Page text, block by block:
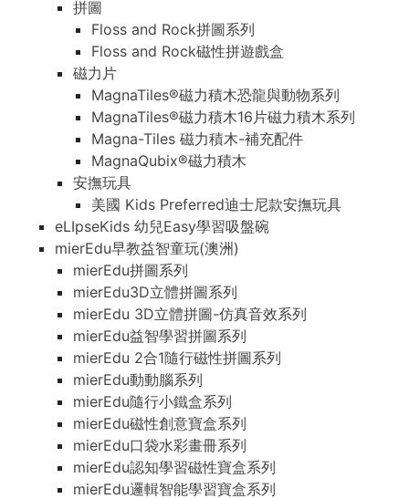
拼圖
Floss and Rock拼圖系列
Floss and Rock磁性拼遊戲盒
磁力片
MagnaTiles®磁力積木恐龍與動物系列
MagnaTiles®磁力積木16片磁力積木系列
Magna-Tiles 磁力積木-補充配件
MagnaQubix®磁力積木
安撫玩具
美國 Kids Preferred迪士尼款安撫玩具
eLIpseKids 幼兒Easy學習吸盤碗
mierEdu早教益智童玩(澳洲)
mierEdu拼圖系列
mierEdu3D立體拼圖系列
mierEdu 3D立體拼圖-仿真音效系列
mierEdu益智學習拼圖系列
mierEdu 2合1隨行磁性拼圖系列
mierEdu動動腦系列
mierEdu隨行小鐵盒系列
mierEdu磁性創意寶盒系列
mierEdu口袋水彩畫冊系列
mierEdu認知學習磁性寶盒系列
mierEdu邏輯智能學習寶盒系列